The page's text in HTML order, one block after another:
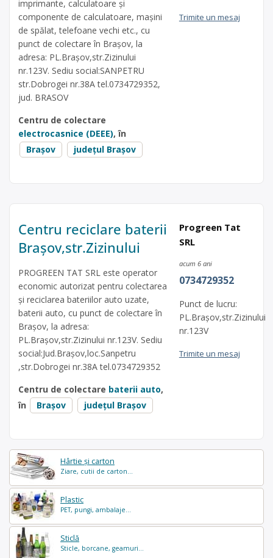
Hârtie și carton
Ziare, cutii de carton...
Plastic
PET, pungi, ambalaje...
Sticlă
Sticle, borcane, geamuri...
imprimante, calculatoare și
componente de calculatoare, mașini
de spălat, telefoane vechi etc., cu
punct de colectare în Brașov, la
adresa: PL.Brașov,str.Zizinului
nr.123V. Sediu social:SANPETRU
str.Dobrogei nr.38A tel.0734729352,
jud. BRASOV
Centru de colectare
electrocasnice (DEEE), în
Brașov
județul Brașov
Trimite un mesaj
Centru reciclare baterii
Brașov,str.Zizinului
PROGREEN TAT SRL este operator
economic autorizat pentru colectarea
și reciclarea bateriilor auto uzate,
baterii auto, cu punct de colectare în
Brașov, la adresa:
PL.Brașov,str.Zizinului nr.123V. Sediu
social:Jud.Brașov,loc.Sanpetru
,str.Dobrogei nr.38A tel.0734729352
Centru de colectare baterii auto,
în
Brașov județul Brașov
Progreen Tat
SRL
acum 6 ani
0734729352
Punct de lucru:
PL.Brașov,str.Zizinului
nr.123V
Trimite un mesaj